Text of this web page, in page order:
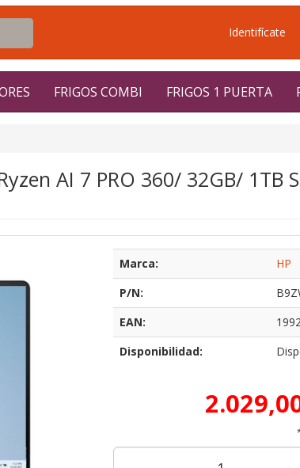
Identifícate
FRIGOS COMBI FRIGOS 1 PUERTA
AI 7 PRO 360/ 32GB/ 1TB
Marca:
HP
P/N:
EAN:
Disponibilidad: